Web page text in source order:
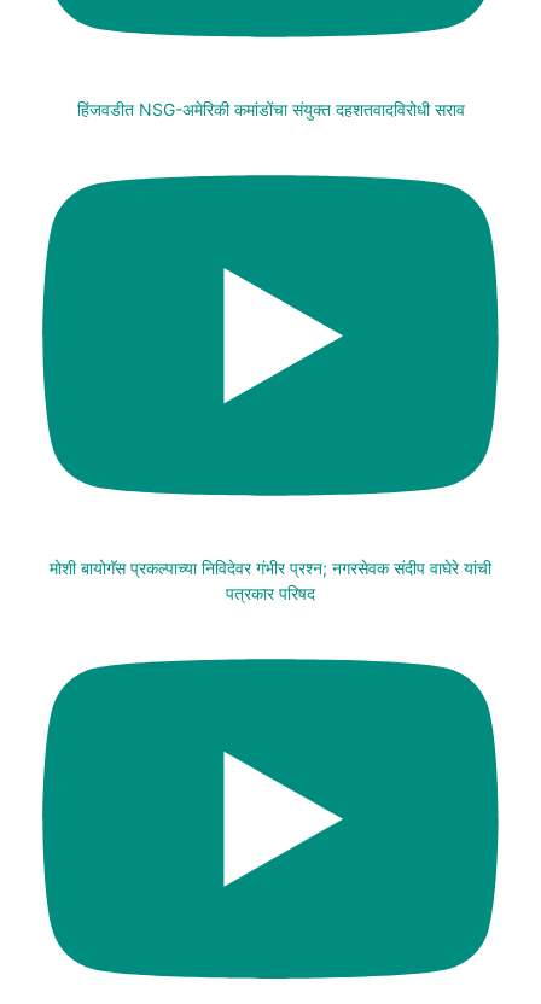
हिंजवडीत NSG-अमेरिकी कमांडोंचा संयुक्त दहशतवादविरोधी सराव
मोशी बायोगॅस प्रकल्पाच्या निविदेवर गंभीर प्रश्न; नगरसेवक संदीप वाघेरे यांची
पत्रकार परिषद